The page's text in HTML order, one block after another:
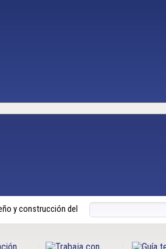
y construcción del nuevo Hospital de Ñuble